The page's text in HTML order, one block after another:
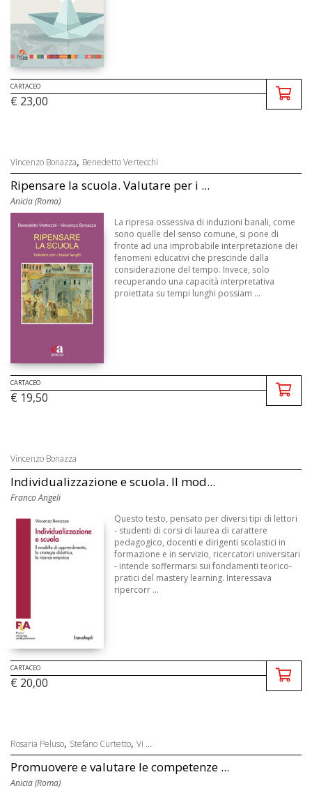
CARTACEO
€ 23,00
Vincenzo Bonazza, Benedetto Vertecchi
Ripensare la scuola. Valutare per i ...
Anicia (Roma)
La ripresa ossessiva di induzioni banali, come
sono quelle del senso comune, si pone di
fronte ad una improbabile interpretazione dei
fenomeni educativi che prescinde dalla
considerazione del tempo. Invece, solo
recuperando una capacità interpretativa
proiettata su tempi lunghi possiam ...
CARTACEO
€ 19,50
Vincenzo Bonazza
Individualizzazione e scuola. Il mod...
Franco Angeli
Questo testo, pensato per diversi tipi di lettori
- studenti di corsi di laurea di carattere
pedagogico, docenti e dirigenti scolastici in
formazione e in servizio, ricercatori universitari
- intende soffermarsi sui fondamenti teorico-
pratici del mastery learning. Interessava
ripercorr ...
CARTACEO
€ 20,00
Rosaria Peluso, Stefano Curtetto, Vi ...
Promuovere e valutare le competenze ...
Anicia (Roma)